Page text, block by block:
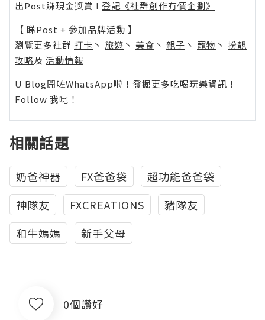
出Post賺現金獎賞 l 登記《社群創作有價企劃》
【 睇Post + 參加品牌活動 】
瀏覽更多社群 打卡 丶 旅遊 丶 美食 丶 親子 丶 寵物 丶 扮靚
攻略及 活動情報
U Blog開咗WhatsApp啦！發掘更多吃喝玩樂資訊！
Follow 我哋 ！
相關話題
奶爸神器 FX爸爸袋
超功能爸爸袋
神隊友
FXCREATIONS
豬隊友
和牛媽媽
新手父母
0個讚好